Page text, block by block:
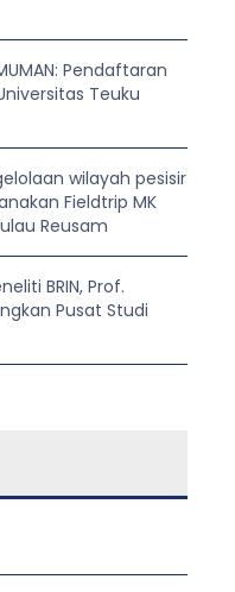
Pendaftaran
Teuku
wilayah pesisir
Fieldtrip MK
Reusam
BRIN, Prof.
Pusat Studi